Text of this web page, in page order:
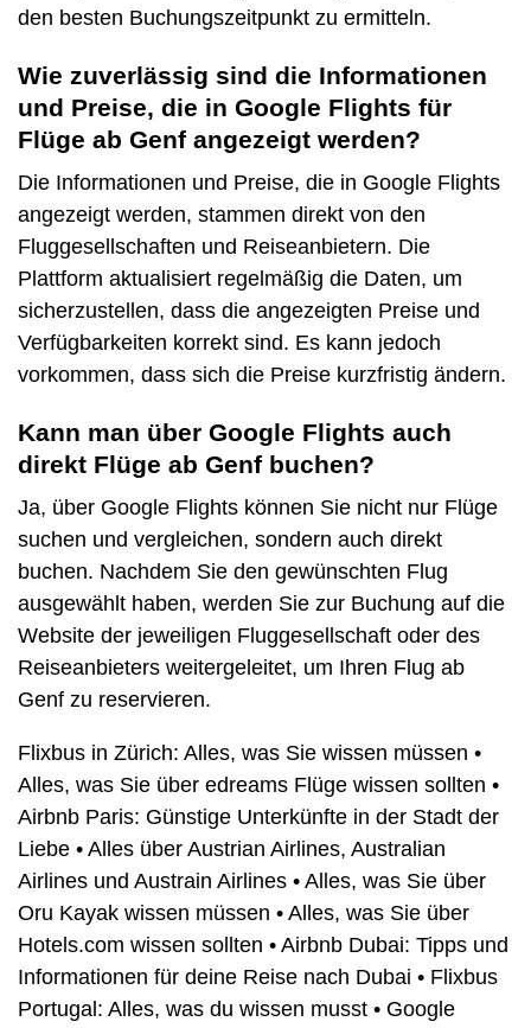
den besten Buchungszeitpunkt zu ermitteln.
Wie zuverlässig sind die Informationen
und Preise, die in Google Flights für
Flüge ab Genf angezeigt werden?
Die Informationen und Preise, die in Google Flights
angezeigt werden, stammen direkt von den
Fluggesellschaften und Reiseanbietern. Die
Plattform aktualisiert regelmäßig die Daten, um
sicherzustellen, dass die angezeigten Preise und
Verfügbarkeiten korrekt sind. Es kann jedoch
vorkommen, dass sich die Preise kurzfristig ändern.
Kann man über Google Flights auch
direkt Flüge ab Genf buchen?
Ja, über Google Flights können Sie nicht nur Flüge
suchen und vergleichen, sondern auch direkt
buchen. Nachdem Sie den gewünschten Flug
ausgewählt haben, werden Sie zur Buchung auf die
Website der jeweiligen Fluggesellschaft oder des
Reiseanbieters weitergeleitet, um Ihren Flug ab
Genf zu reservieren.
Flixbus in Zürich: Alles, was Sie wissen müssen •
Alles, was Sie über edreams Flüge wissen sollten •
Airbnb Paris: Günstige Unterkünfte in der Stadt der
Liebe • Alles über Austrian Airlines, Australian
Airlines und Austrain Airlines • Alles, was Sie über
Oru Kayak wissen müssen • Alles, was Sie über
Hotels.com wissen sollten • Airbnb Dubai: Tipps und
Informationen für deine Reise nach Dubai • Flixbus
Portugal: Alles, was du wissen musst • Google